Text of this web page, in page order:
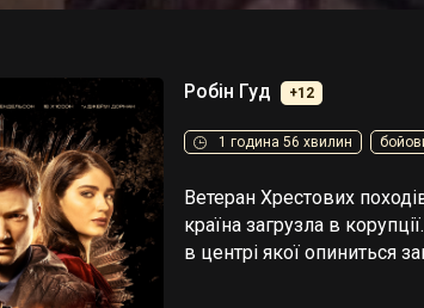
Робін Гуд +12
1 година 56 хвилин
Ветеран Хрестових
країна загрузла в
в центрі якої опиниться